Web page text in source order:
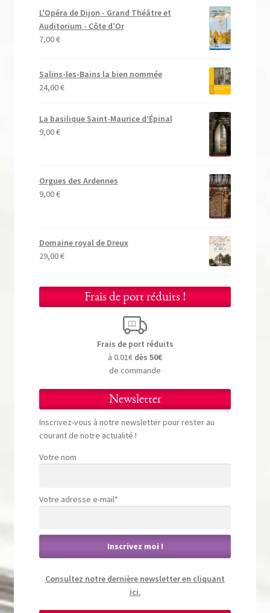
L'Opéra de Dijon - Grand Théâtre et
Auditorium - Côte d'Or
7,00€
Salins-les-Bains la bien nommée
24,00€
La basilique Saint-Maurice d’Épinal
9,00€
Orgues des Ardennes
9,00€
Domaine royal de Dreux
29,00€
Frais de port réduits !
Frais de port réduits
à 0.01€ dès 50€
de commande
Newsletter
Inscrivez-vous à notre newsletter pour rester au
courant de notre actualité !
Votre nom
Votre adresse e-mail*
Consultez notre dernière newsletter en cliquant
ici.